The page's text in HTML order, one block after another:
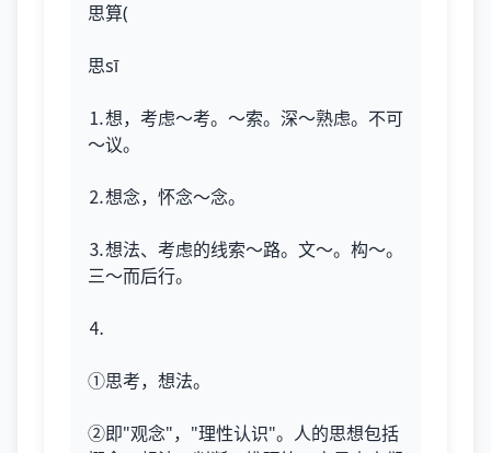
思算(
思sī
⒈想，考虑～考。～索。深～熟虑。不可
～议。
⒉想念，怀念～念。
⒊想法、考虑的线索～路。文～。构～。
三～而后行。
⒋
①思考，想法。
②即"观念"，"理性认识"。人的思想包括